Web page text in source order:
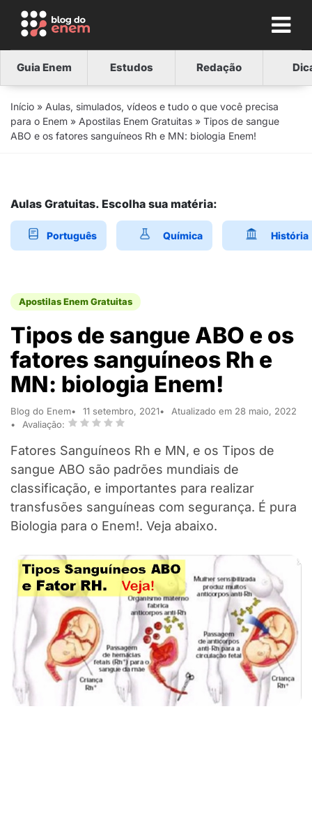
Guia Enem Estudos Redação
Início » Aulas, simulados, vídeos e tudo o que você precisa
para o Enem » Apostilas Enem Gratuitas » Tipos de sangue
ABO e os fatores sanguíneos Rh e MN: biologia Enem!
Aulas Gratuitas. Escolha sua matéria:
Português Química História
Apostilas Enem Gratuitas
Tipos de sangue ABO e os
fatores sanguíneos Rh e
MN: biologia Enem!
Blog do Enem 11 setembro, 2021
Atualizado em 28 maio, 2022
Avaliação:
Fatores Sanguíneos Rh e MN, e os Tipos de
sangue ABO são padrões mundiais de
classificação, e importantes para realizar
transfusões sanguíneas com segurança. É pura
Biologia para o Enem!. Veja abaixo.